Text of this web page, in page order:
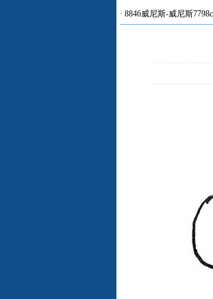
· 8846威尼斯-威尼斯